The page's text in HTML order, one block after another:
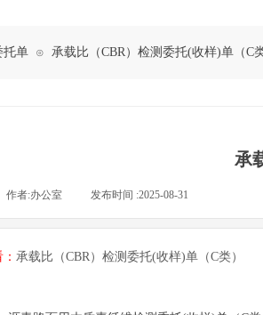
托单 ⊙ 承载比（CBR）检测委托(收样)单（C
承
作者:办公室 发布时间 :2025-08-31
承载比（CBR）检测委托(收样)单（C类）